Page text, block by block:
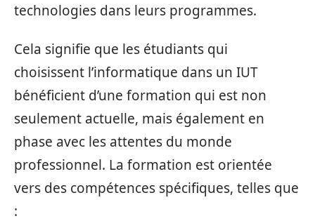
technologies dans leurs programmes.
Cela signifie que les étudiants qui
choisissent l’informatique dans un IUT
bénéficient d’une formation qui est non
seulement actuelle, mais également en
phase avec les attentes du monde
professionnel. La formation est orientée
vers des compétences spécifiques, telles que
: